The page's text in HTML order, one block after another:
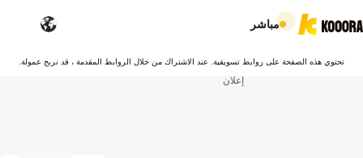
مباشر
تحتوي هذه الصفحة على روابط تسويقية. عند الاشتراك من خلال الروابط المقدمة ، قد نربح عمولة.
إعلان